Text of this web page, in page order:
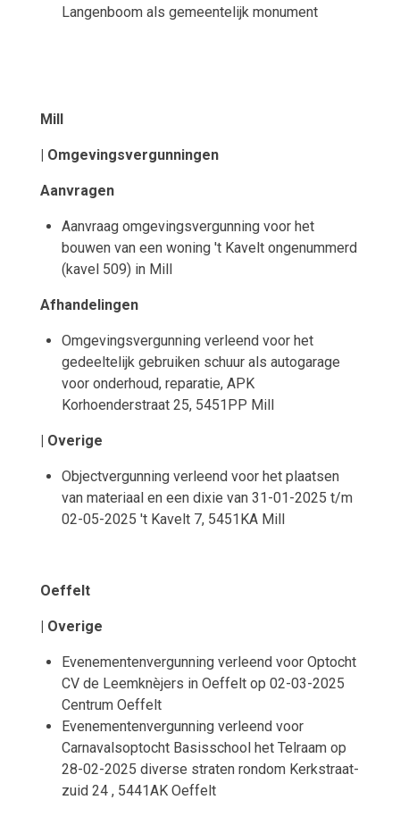
Langenboom als gemeentelijk monument
Mill
| Omgevingsvergunningen
Aanvragen
Aanvraag omgevingsvergunning voor het
bouwen van een woning 't Kavelt ongenummerd
(kavel 509) in Mill
Afhandelingen
Omgevingsvergunning verleend voor het
gedeeltelijk gebruiken schuur als autogarage
voor onderhoud, reparatie, APK
Korhoenderstraat 25, 5451PP Mill
| Overige
Objectvergunning verleend voor het plaatsen
van materiaal en een dixie van 31-01-2025 t/m
02-05-2025 't Kavelt 7, 5451KA Mill
Oeffelt
| Overige
Evenementenvergunning verleend voor Optocht
CV de Leemknèjers in Oeffelt op 02-03-2025
Centrum Oeffelt
Evenementenvergunning verleend voor
Carnavalsoptocht Basisschool het Telraam op
28-02-2025 diverse straten rondom Kerkstraat-
zuid 24 , 5441AK Oeffelt